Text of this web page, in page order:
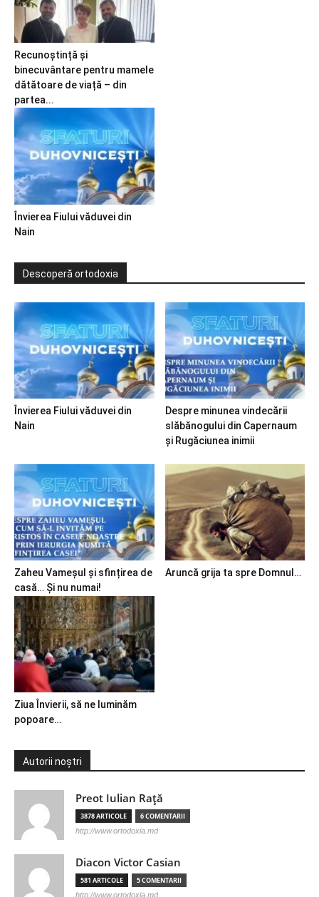
Recunoștință și
binecuvântare pentru mamele
dătătoare de viață – din
partea...
Învierea Fiului văduvei din
Nain
Descoperă ortodoxia
Învierea Fiului văduvei din
Nain
Despre minunea vindecării
slăbănogului din Capernaum
și Rugăciunea inimii
Zaheu Vameșul și sfințirea de
casă… Și nu numai!
Aruncă grija ta spre Domnul…
Ziua Învierii, să ne luminăm
popoare…
Autorii noștri
Preot Iulian Raţă
3878 ARTICOLE 6 COMENTARII
http://www.ortodoxia.md
Diacon Victor Casian
581 ARTICOLE 5 COMENTARII
http://www.ortodoxia.md